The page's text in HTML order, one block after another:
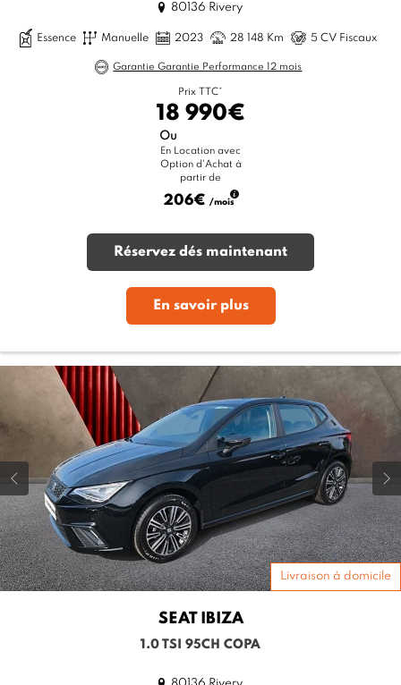
80136 Rivery
Essence Manuelle 2023 28 148 Km 5 CV Fiscaux
Garantie Garantie Performance 12 mois
Prix TTC*
18 990€
Ou
En Location avec
Option d'Achat à
partir de
206€ /mois
Réservez dés maintenant
En savoir plus
Livraison à domicile
SEAT IBIZA
1.0 TSI 95CH COPA